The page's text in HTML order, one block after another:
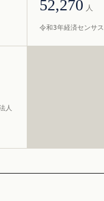
52,270 人
令和3年経済センサス
人